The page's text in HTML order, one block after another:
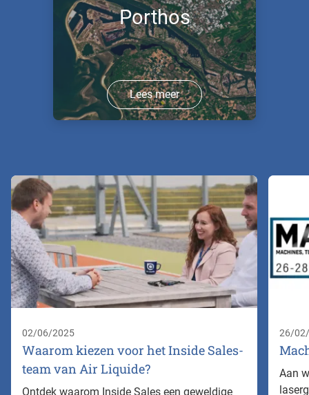
Porthos
Lees meer
02/06/2025
Waarom kiezen voor het Inside Sales-
team van Air Liquide?
Ontdek waarom Inside Sales een geweldige
26/
Aan